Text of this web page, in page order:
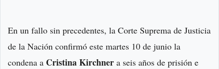
En un fallo sin precedentes, la Corte Suprema de Justicia
de la Nación confirmó este martes 10 de junio la
condena a Cristina Kirchner a seis años de prisión e